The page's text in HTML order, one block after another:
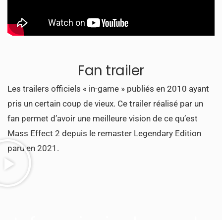
Fan trailer
Les trailers officiels « in-game » publiés en 2010 ayant
pris un certain coup de vieux. Ce trailer réalisé par un
fan permet d’avoir une meilleure vision de ce qu’est
Mass Effect 2 depuis le remaster Legendary Edition
paru en 2021.